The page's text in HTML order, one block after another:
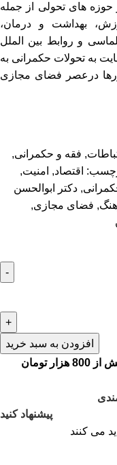
های تحولی از جمله
بهداشت و درمان،
و روابط بین الملل
به تحولات حکمرانی به
درعصر فضای مجازی
, فقه و حکمرانی,
اقتصاد, امنیت,
, دکتر ابوالحسن
, فضای مجازی,
افزودن به سبد خرید
پیشنهاد کنید
می کنند